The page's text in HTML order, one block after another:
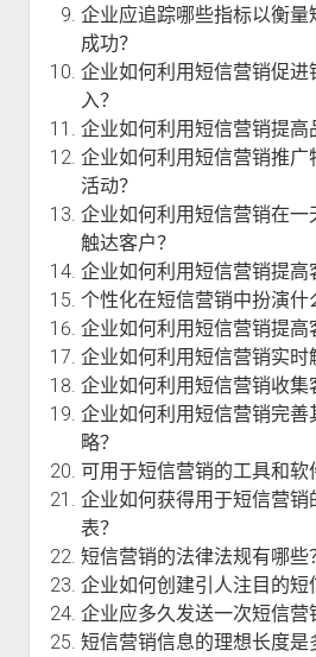
企业应追踪哪些指标以衡量
成功？
企业如何利用短信营销促进
入？
企业如何利用短信营销提高
企业如何利用短信营销推广
活动？
企业如何利用短信营销在一
触达客户？
企业如何利用短信营销提高
个性化在短信营销中扮演什
企业如何利用短信营销提高
企业如何利用短信营销实时
企业如何利用短信营销收集
企业如何利用短信营销完善
略？
可用于短信营销的工具和软
企业如何获得用于短信营销
表？
短信营销的法律法规有哪些
企业如何创建引人注目的短
企业应多久发送一次短信营
短信营销信息的理想长度是